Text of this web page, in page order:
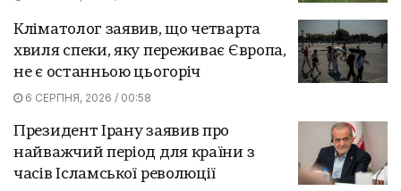
Кліматолог заявив, що четварта
хвиля спеки, яку переживає Європа,
не є останньою цьогоріч
6 СЕРПНЯ, 2026 / 00:58
Президент Ірану заявив про
найважчий період для країни з
часів Ісламської революції